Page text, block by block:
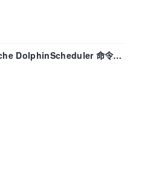
DolphinScheduler 命令行